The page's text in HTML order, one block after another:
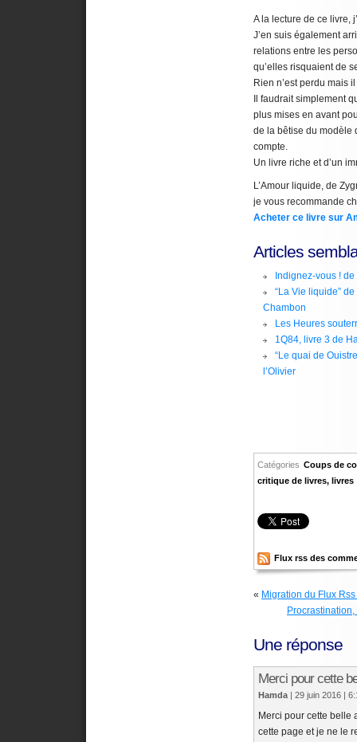
A la lecture de ce livre,
J’en suis également
relations entre les
qu’elles risquaient de
Rien n’est perdu mais
Il faudrait simplement
plus mises en avant
de la bêtise du modèle
compte.
Un livre riche et d’un
L’Amour liquide, de
je vous recommande
Acheter ce livre sur
Articles
Indignez-vous !
“La Vie liquide”
Chambon
Les Heures
1Q84, livre 3 de
“Le quai de
l’Olivier
Catégories Coups de
critique de livres, livres
Flux rss des
« Migration du Flux
Une réponse
Merci pour cette
Hamda | 29 juin 2016 |
Merci pour cette belle
cette page et je ne le